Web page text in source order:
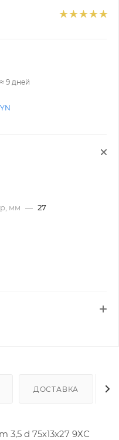
9 дней
мм — 27
ДОСТАВКА
3,5 d 75х13х27 9ХС